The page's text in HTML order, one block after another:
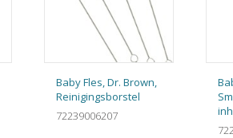
Baby Fles, Dr. Brown,
Reinigingsborstel
72239006207